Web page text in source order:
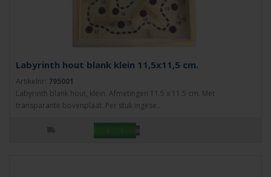
Labyrinth hout blank klein 11,5x11,5 cm.
Artikelnr: 795001
Labyrinth blank hout, klein. Afmetingen 11.5 x 11.5 cm. Met
transparante bovenplaat. Per stuk ingese..